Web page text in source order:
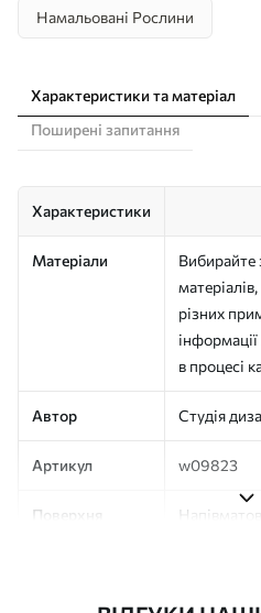
Намальовані Рослини
Характеристики та матеріал
Поширені запитання
Характеристики
Матеріали
Вибирайте
різних
в процесі
Автор Студія
Артикул w09823
Поверхня Напівматова